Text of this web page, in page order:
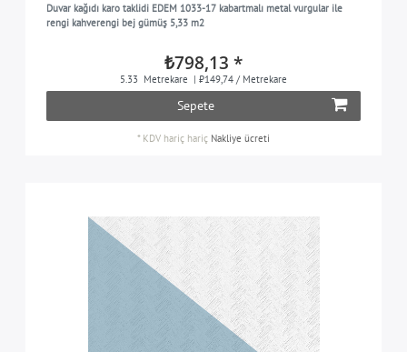
Duvar kağıdı karo taklidi EDEM 1033-17 kabartmalı metal vurgular ile
rengi kahverengi bej gümüş 5,33 m2
₺798,13 *
5.33 Metrekare | ₺149,74 / Metrekare
Sepete
* KDV hariç hariç Nakliye ücreti